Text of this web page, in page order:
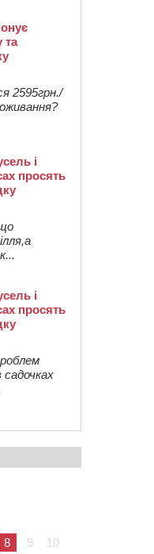
та
2595грн./
і
просять
і
просять
садочках
8 9 10